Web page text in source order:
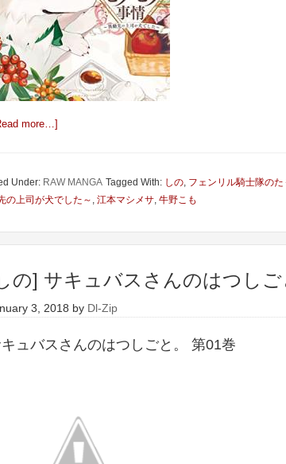
more…]
Under: RAW MANGA Tagged With: しの, フェンリル騎士隊の
の上司が犬でした～ , 江本マシメサ, 牛野こも
の] サキュバスさんのはつしご
3, 2018 by Dl-Zip
ュバスさんのはつしごと。 第01巻